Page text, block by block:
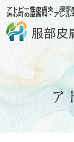
アトピー性皮膚炎｜服
清心町の皮膚科・アレル
ア